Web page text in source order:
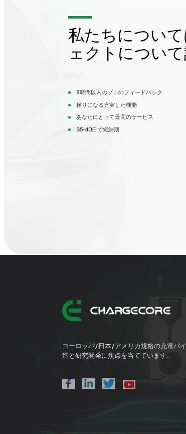
私たちについ
ェクトについ
8時間以内のプロのフィードバック
頼りになる充実した機能
あなたにとって最高のサービス
35-40日で短納期
ヨーロッパ/日本/アメリカ規格の充電パ
造と研究開発に焦点を当てています。